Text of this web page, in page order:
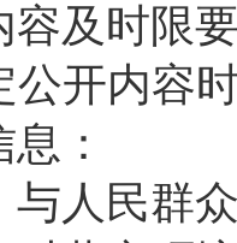
容及时限
内容时
：
民群众